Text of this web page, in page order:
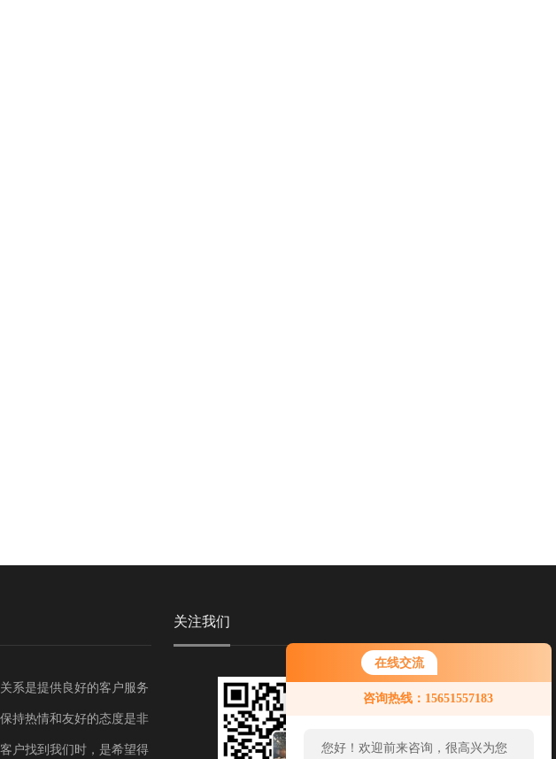
在线交流
咨询热线：15651557183
您好！欢迎前来咨询，很高兴为您
系是提供良好的客户服务
持热情和友好的态度是非
户找到我们时，是希望得
关注我们